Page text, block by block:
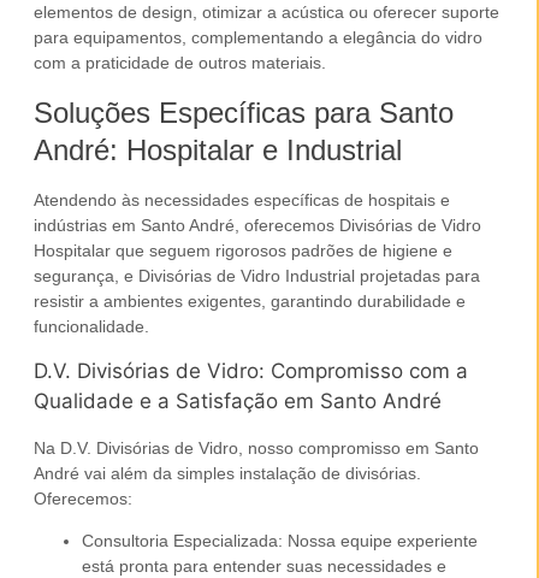
elementos de design, otimizar a acústica ou oferecer suporte
para equipamentos, complementando a elegância do vidro
com a praticidade de outros materiais.
Soluções Específicas para Santo
André: Hospitalar e Industrial
Atendendo às necessidades específicas de hospitais e
indústrias em Santo André , oferecemos Divisórias de Vidro
Hospitalar que seguem rigorosos padrões de higiene e
segurança, e Divisórias de Vidro Industrial projetadas para
resistir a ambientes exigentes, garantindo durabilidade e
funcionalidade.
D.V. Divisórias de Vidro: Compromisso com a
Qualidade e a Satisfação em Santo André
Na D.V. Divisórias de Vidro, nosso compromisso em Santo
André vai além da simples instalação de divisórias.
Oferecemos:
Consultoria Especializada: Nossa equipe experiente
está pronta para entender suas necessidades e